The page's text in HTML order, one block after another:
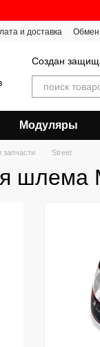
и доставка Обмен
Создан
Модуляры
запчасти Street
шлема